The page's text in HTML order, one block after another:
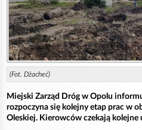
(Fot. Dżacheć)
Miejski Zarząd Dróg w Opolu
rozpoczyna się kolejny etap prac w
Oleskiej. Kierowców czekają kolejne